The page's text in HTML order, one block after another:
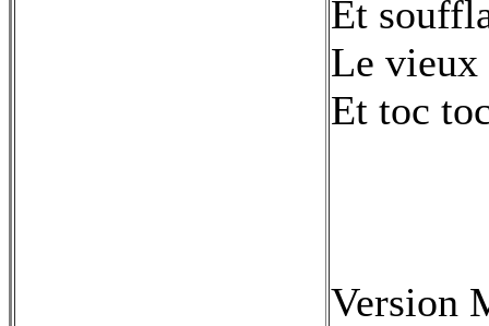
Et
Le vieux
Et toc
Version